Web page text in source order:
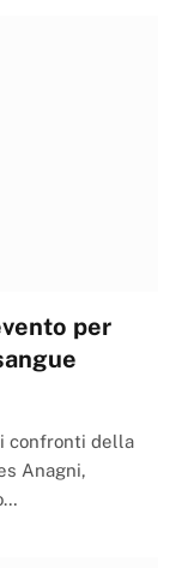
per
confronti della
Anagni,